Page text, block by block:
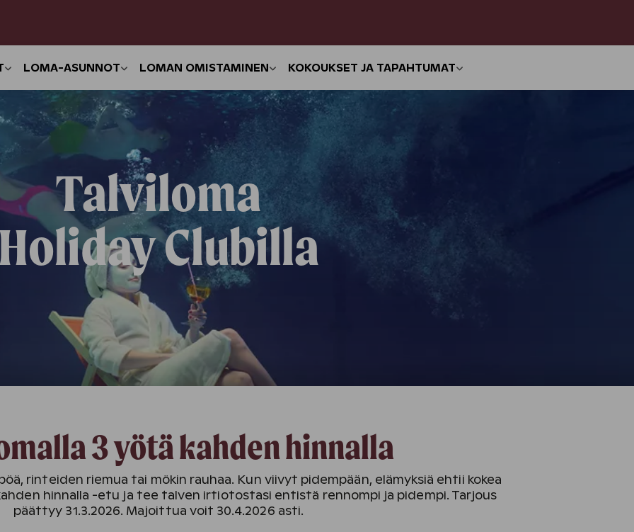
LOMA-ASUNNOT LOMAN OMISTAMINEN KOKOUKSET JA TAPAHTUMAT
Talviloma
Holiday Clubilla
3 yötä kahden hinnalla
rinteiden riemua tai mökin rauhaa. Kun viivyt pidempään, elämyksiä ehtii kokea
hinnalla -etu ja tee talven irtiotostasi entistä rennompi ja pidempi. Tarjous
päättyy 31.3.2026. Majoittua voit 30.4.2026 asti.